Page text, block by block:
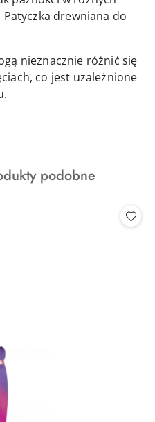
drewniana do
nieznacznie różnić się
co jest uzależnione
podobne